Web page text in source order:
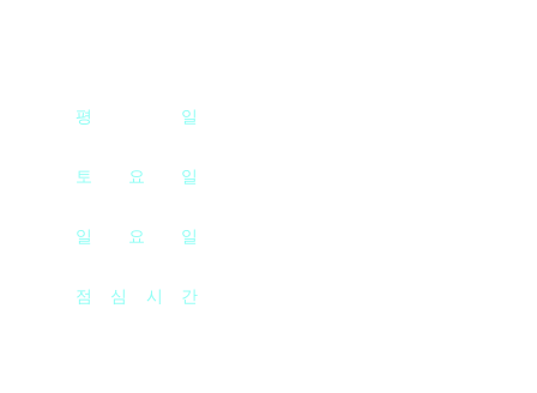
평 일
토 요 일
일 요 일
점 심 시 간